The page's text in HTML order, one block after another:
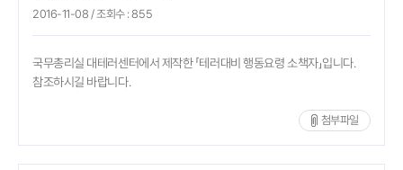
2016-11-08 / 조회수 :855
국무총리실 대테러센터에서 제작한 「테러대비 행동요령 소책자」입니다.
참조하시길 바랍니다.
첨부파일